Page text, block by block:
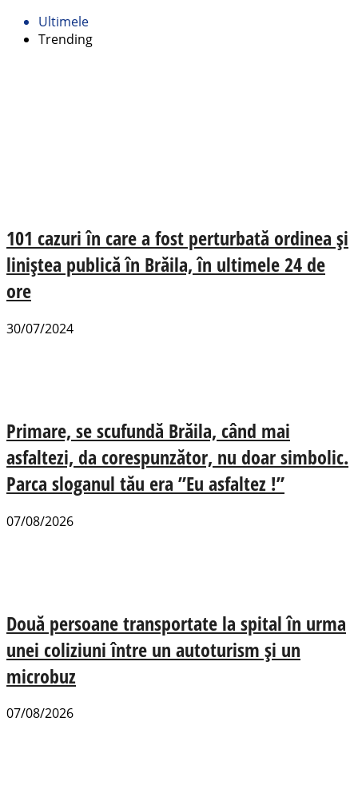
Ultimele
Trending
101 cazuri în care a fost perturbată ordinea și
liniștea publică în Brăila, în ultimele 24 de
ore
30/07/2024
Primare, se scufundă Brăila, când mai
asfaltezi, da corespunzător, nu doar simbolic.
Parca sloganul tău era ”Eu asfaltez !”
07/08/2026
Două persoane transportate la spital în urma
unei coliziuni între un autoturism și un
microbuz
07/08/2026